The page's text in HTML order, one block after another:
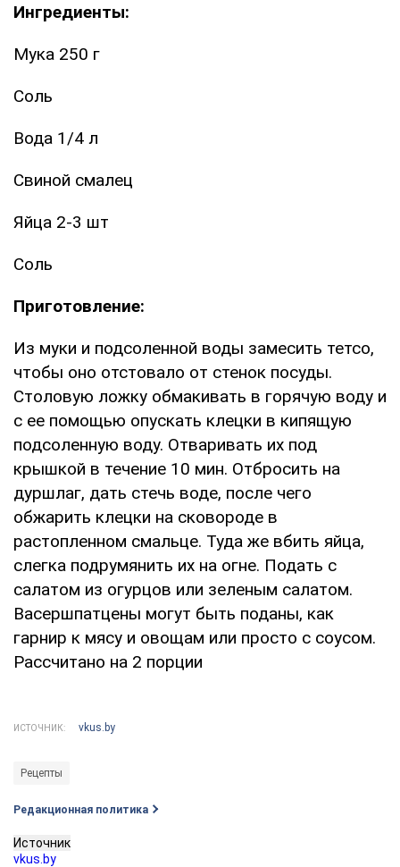
Ингредиенты:
Мука 250 г
Соль
Вода 1/4 л
Свиной смалец
Яйца 2-3 шт
Соль
Приготовление:
Из муки и подсоленной воды замесить тетсо,
чтобы оно отстовало от стенок посуды.
Столовую ложку обмакивать в горячую воду и
с ее помощью опускать клецки в кипящую
подсоленную воду. Отваривать их под
крышкой в течение 10 мин. Отбросить на
дуршлаг, дать стечь воде, после чего
обжарить клецки на сковороде в
растопленном смальце. Туда же вбить яйца,
слегка подрумянить их на огне. Подать с
салатом из огурцов или зеленым салатом.
Васершпатцены могут быть поданы, как
гарнир к мясу и овощам или просто с соусом.
Рассчитано на 2 порции
ИСТОЧНИК: vkus.by
Рецепты
Редакционная политика
Источник
vkus.by